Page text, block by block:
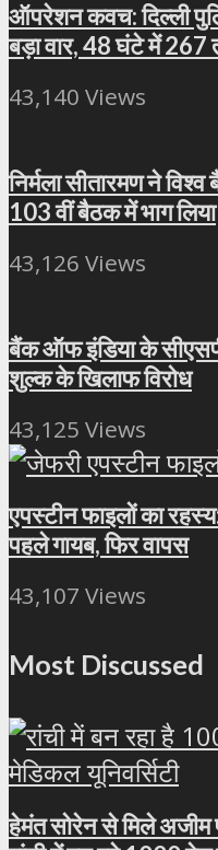
ऑपरेशन कवच: दिल्ली
बड़ा वार, 48 घंटे में 267
43,140 Views
निर्मला सीतारमण ने
103 वीं बैठक में भाग लिया
43,126 Views
बैंक ऑफ इंडिया के
शुल्क के खिलाफ विरोध
43,125 Views
एपस्टीन फाइलों का
पहले गायब, फिर वापस
43,107 Views
Most Discussed
हेमंत सोरेन से मिले